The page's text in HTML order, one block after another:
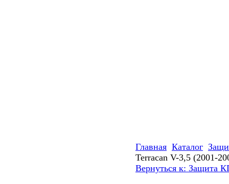
Главная Каталог
Terracan V-3,5 (2001-
Вернуться к: Защита